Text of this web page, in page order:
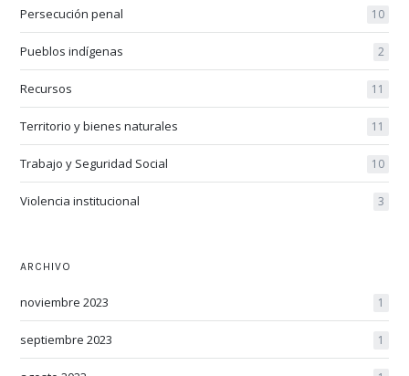
Persecución penal 10
Pueblos indígenas 2
Recursos 11
Territorio y bienes naturales 11
Trabajo y Seguridad Social 10
Violencia institucional 3
ARCHIVO
noviembre 2023 1
septiembre 2023 1